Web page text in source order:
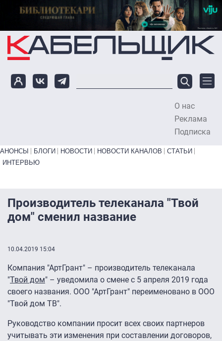
Перейти к основному содержанию
О нас
Реклама
Подписка
Primary links bottom
АНОНСЫ БЛОГИ НОВОСТИ НОВОСТИ КАНАЛОВ
СТАТЬИ
ИНТЕРВЬЮ
Производитель телеканала "Твой
дом" сменил название
10.04.2019 15:04
Компания "АртГрант" – производитель телеканала
"Твой дом" – уведомила о смене с 5 апреля 2019 года
своего названия. ООО "АртГрант" переименовано в ООО
"Твой дом ТВ".
Руководство компании просит всех своих партнеров
учитывать эти изменения при составлении договоров,